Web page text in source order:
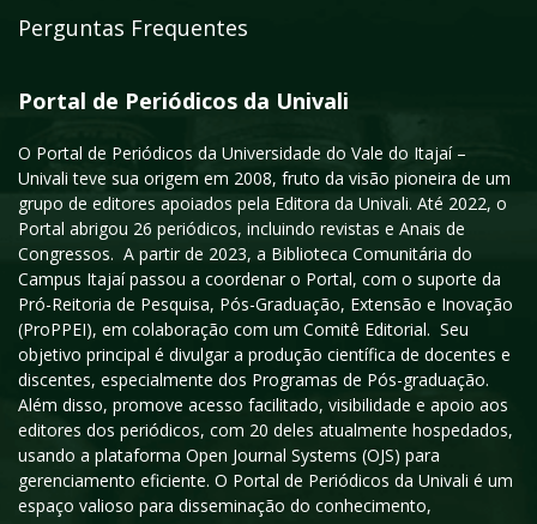
Perguntas Frequentes
Portal de Periódicos da Univali
O Portal de Periódicos da Universidade do Vale do Itajaí –
Univali teve sua origem em 2008, fruto da visão pioneira de um
grupo de editores apoiados pela Editora da Univali. Até 2022, o
Portal abrigou 26 periódicos, incluindo revistas e Anais de
Congressos. A partir de 2023, a Biblioteca Comunitária do
Campus Itajaí passou a coordenar o Portal, com o suporte da
Pró-Reitoria de Pesquisa, Pós-Graduação, Extensão e Inovação
(ProPPEI), em colaboração com um Comitê Editorial. Seu
objetivo principal é divulgar a produção científica de docentes e
discentes, especialmente dos Programas de Pós-graduação.
Além disso, promove acesso facilitado, visibilidade e apoio aos
editores dos periódicos, com 20 deles atualmente hospedados,
usando a plataforma Open Journal Systems (OJS) para
gerenciamento eficiente. O Portal de Periódicos da Univali é um
espaço valioso para disseminação do conhecimento,